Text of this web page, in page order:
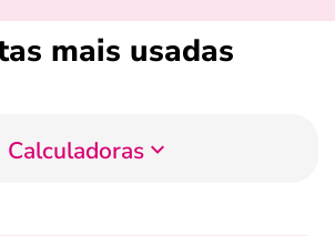
mais usadas
Calculadoras